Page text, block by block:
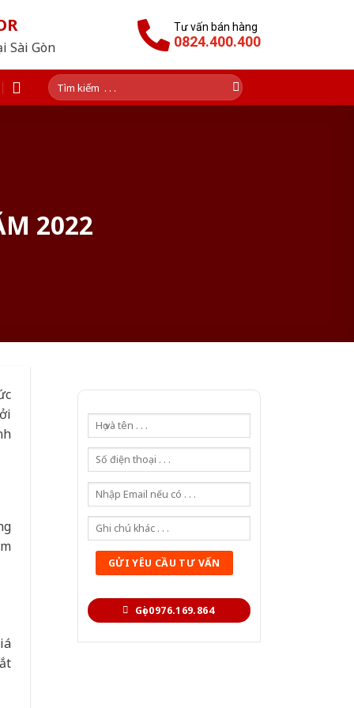
Sài Gòn
Tư vấn bán hàng
0824.400.400
Tìm
kiếm:
2022
Gọi 0976.169.864